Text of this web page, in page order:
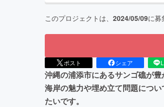
このプロジェクトは、 2024/05/09に募
ポスト シェア
沖縄の浦添市にあるサンゴ礁が
海岸の魅力や埋め立て問題につ
たいです。